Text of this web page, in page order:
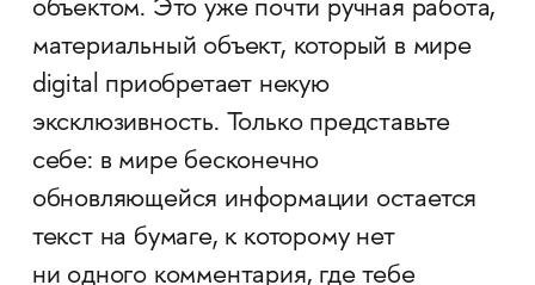
объектом. Это уже почти ручная работа,
материальный объект, который в мире
digital приобретает некую
эксклюзивность. Только представьте
себе: в мире бесконечно
обновляющейся информации остается
текст на бумаге, к которому нет
ни одного комментария, где тебе